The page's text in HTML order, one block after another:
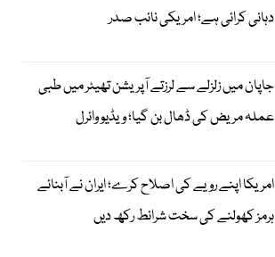
دہانی کرائی ہے؛ امریکی نائب صدر
جاپان میں زلزلے سے لرزتے آپریشن تھیٹر میں طبی
عملہ مریض کی ڈھال بن گیا؛ ویڈیو وائرل
امریکا اپنے رویے کی اصلاح کرے؛ ایران نے آبنائے
ہرمز کھولنے کی سخت شرائط رکھ دیں